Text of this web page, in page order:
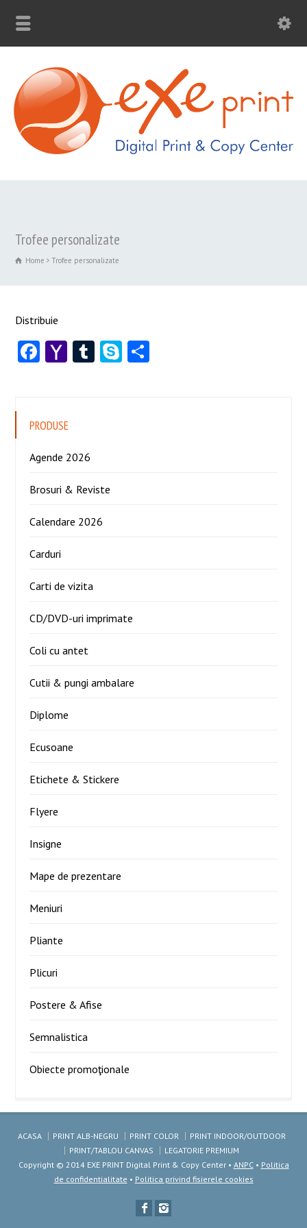
Trofee personalizate
Home Trofee personalizate
Distribuie
Facebook
YahooTumblr
Skype
PRODUSE
Agende 2026
Brosuri & Reviste
Calendare 2026
Carduri
Carti de vizita
CD/DVD-uri imprimate
Coli cu antet
Cutii & pungi ambalare
Diplome
Ecusoane
Etichete & Stickere
Flyere
Insigne
Mape de prezentare
Meniuri
Pliante
Plicuri
Postere & Afise
Semnalistica
Obiecte promoţionale
ACASA PRINT ALB-NEGRU PRINT COLOR
PRINT INDOOR/OUTDOOR
PRINT/TABLOU CANVAS
LEGATORIE PREMIUM
Copyright © 2014 EXE PRINT Digital Print & Copy Center • ANPC• Politica
de confidentialitate • Politica privind fisierele cookies